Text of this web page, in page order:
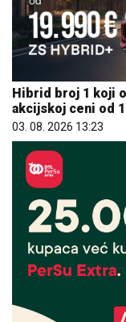
Hibrid broj 1 koji
akcijskoj ceni od
03. 08. 2026 13:23